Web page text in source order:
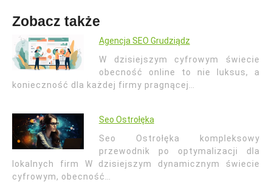
Zobacz także
Agencja SEO Grudziądz
W dzisiejszym cyfrowym świecie
obecność online to nie luksus, a
konieczność dla każdej firmy pragnącej…
Seo Ostrołęka
Seo Ostrołęka kompleksowy
przewodnik po optymalizacji dla
lokalnych firm W dzisiejszym dynamicznym świecie
cyfrowym, obecność…